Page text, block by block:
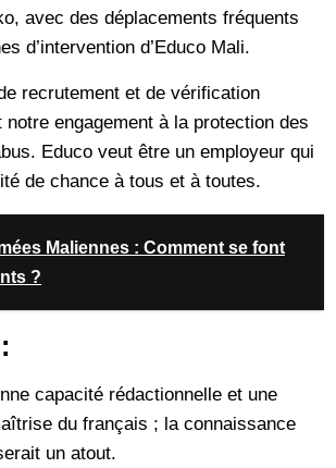
avec des déplacements fréquents
d’intervention d’Educo Mali.
recrutement et de vérification
notre engagement à la protection des
Educo veut être un employeur qui
de chance à tous et à toutes.
Maliennes : Comment se font
?
capacité rédactionnelle et une
du français ; la connaissance
un atout.